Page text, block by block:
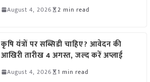
August 4, 2026 2 min read
कृषि यंत्रों पर सब्सिडी चाहिए? आवेदन की
आखिरी तारीख 4 अगस्त, जल्द करें अप्लाई
August 4, 2026 1 min read